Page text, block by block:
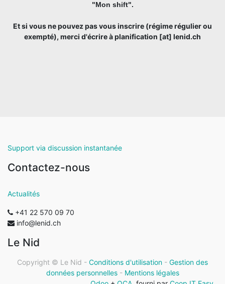
"Mon shift".
Et si vous ne pouvez pas vous inscrire (régime régulier ou
exempté), merci d'écrire à planification [at] lenid.ch
Support via discussion instantanée
Contactez-nous
Actualités
+41 22 570 09 70
info@lenid.ch
Le Nid
Copyright © Le Nid - Conditions d'utilisation - Gestion des
données personnelles - Mentions légales